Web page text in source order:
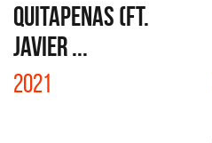
QUITAPENAS (FT.
JAVIER ...
2021